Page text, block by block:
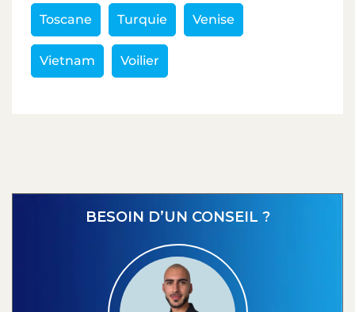
Toscane Turquie Venise
Vietnam Voilier
BESOIN D’UN CONSEIL ?